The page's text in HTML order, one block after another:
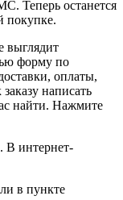
Теперь останется
покупке.
выглядит
форму по
оплаты,
написать
найти. Нажмите
В интернет-
в пункте